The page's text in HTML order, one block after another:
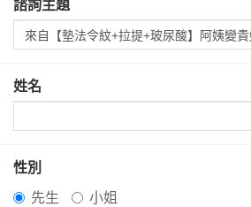
諮詢主題
姓名
性別
先生
小姐